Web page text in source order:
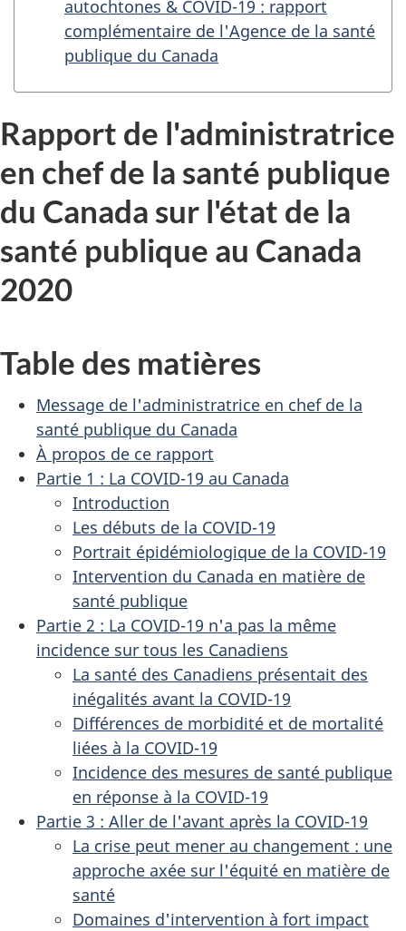
autochtones & COVID-19 : rapport
complémentaire de l'Agence de la santé
publique du Canada
Rapport de l'administratrice
en chef de la santé publique
du Canada sur l'état de la
santé publique au Canada
2020
Table des matières
Message de l'administratrice en chef de la
santé publique du Canada
À propos de ce rapport
Partie 1 : La COVID-19 au Canada
Introduction
Les débuts de la COVID-19
Portrait épidémiologique de la COVID-19
Intervention du Canada en matière de
santé publique
Partie 2 : La COVID-19 n'a pas la même
incidence sur tous les Canadiens
La santé des Canadiens présentait des
inégalités avant la COVID-19
Différences de morbidité et de mortalité
liées à la COVID-19
Incidence des mesures de santé publique
en réponse à la COVID-19
Partie 3 : Aller de l'avant après la COVID-19
La crise peut mener au changement : une
approche axée sur l'équité en matière de
santé
Domaines d'intervention à fort impact